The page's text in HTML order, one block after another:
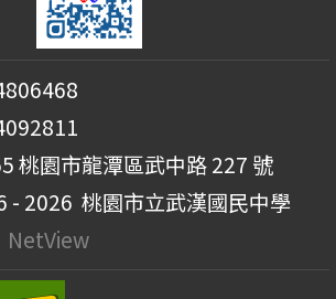
桃園市龍潭區武中路 227 號
- 2026 桃園市立武漢國民中學
NetView